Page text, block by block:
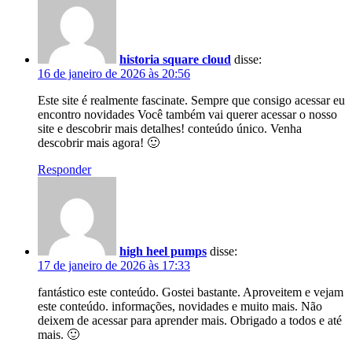
historia square cloud disse:
16 de janeiro de 2026 às 20:56
Este site é realmente fascinate. Sempre que consigo acessar eu
encontro novidades Você também vai querer acessar o nosso
site e descobrir mais detalhes! conteúdo único. Venha
descobrir mais agora! 🙂
Responder
high heel pumps disse:
17 de janeiro de 2026 às 17:33
fantástico este conteúdo. Gostei bastante. Aproveitem e vejam
este conteúdo. informações, novidades e muito mais. Não
deixem de acessar para aprender mais. Obrigado a todos e até
mais. 🙂